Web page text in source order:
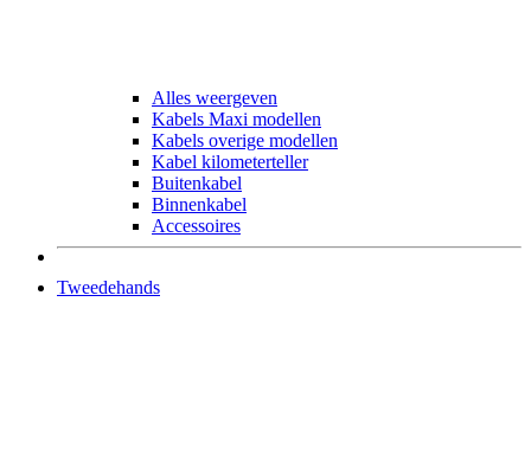
Alles weergeven
Kabels Maxi modellen
Kabels overige modellen
Kabel kilometerteller
Buitenkabel
Binnenkabel
Accessoires
Tweedehands